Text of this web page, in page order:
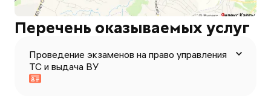
Перечень оказываемых услуг
Проведение экзаменов на право управления
ТС и выдача ВУ